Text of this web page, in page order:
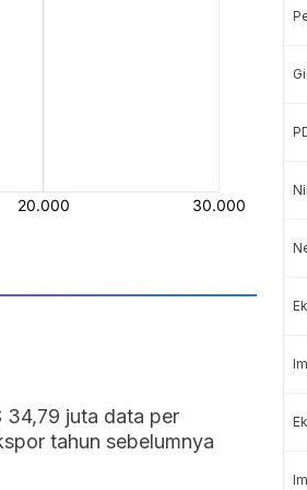
34,79 juta data per
tahun sebelumnya